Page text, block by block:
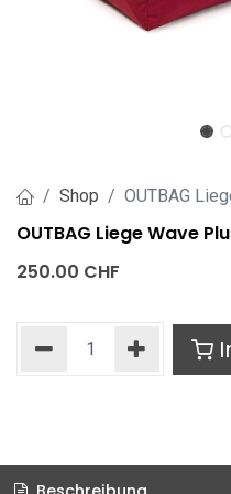
Shop OUTBAG
OUTBAG Liege Wave
250.00 CHF